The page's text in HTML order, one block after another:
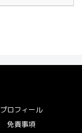
プロフィール
免責事項